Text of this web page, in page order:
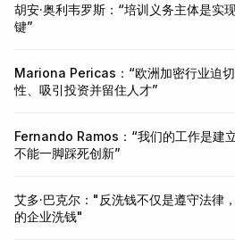
胡安·奥利韦罗斯：“培训义务主体是实
键”
Mariona Pericas：“欧洲加密行业迫
性、吸引投资并留住人才”
Fernando Ramos：“我们的工作是建
不能一脚踩死创新”
艾多·巴克尔："反洗钱不仅是遵守法律
的企业洗钱"